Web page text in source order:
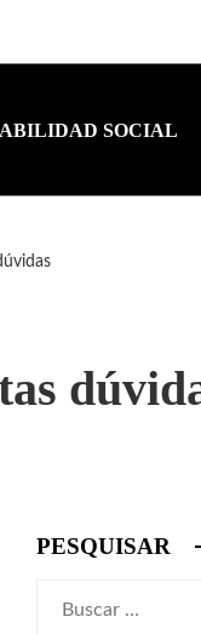
SOCIAL
PESQUISAR